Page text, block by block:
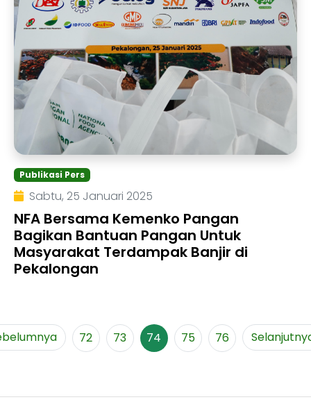
Publikasi Pers
Sabtu, 25 Januari 2025
NFA Bersama Kemenko Pangan
Bagikan Bantuan Pangan Untuk
Masyarakat Terdampak Banjir di
Pekalongan
72 73 74 75 76